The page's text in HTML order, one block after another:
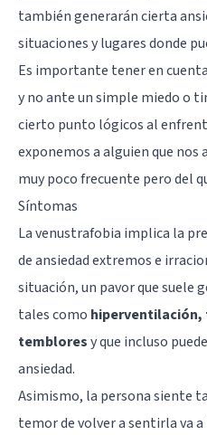
también generarán cierta
situaciones y lugares donde
Es importante tener en
y no ante un simple miedo o
cierto punto lógicos al
exponemos a alguien que nos
muy poco frecuente pero del
Síntomas
La venustrafobia implica la
de ansiedad extremos e
situación, un pavor que suele
tales como hiperventilación,
tembloresy que incluso
ansiedad.
Asimismo, la persona siente
temor de volver a sentirla va